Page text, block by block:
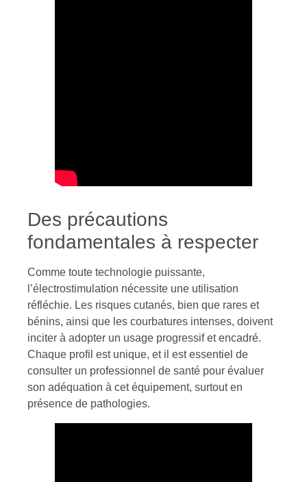
Des précautions
fondamentales à respecter
Comme toute technologie puissante,
l’électrostimulation nécessite une utilisation
réfléchie. Les risques cutanés, bien que rares et
bénins, ainsi que les courbatures intenses, doivent
inciter à adopter un usage progressif et encadré.
Chaque profil est unique, et il est essentiel de
consulter un professionnel de santé pour évaluer
son adéquation à cet équipement, surtout en
présence de pathologies.